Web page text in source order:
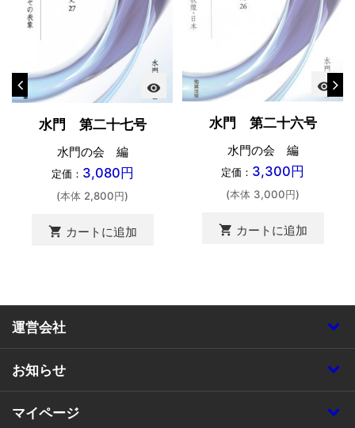
visibility
水門 第二十七号
水門の会 編
定価： 3,080円
(本体 2,800円)
shopping_cart カートに追加
visibility
水門 第二十六号
水門の会 編
定価： 3,300円
(本体 3,000円)
shopping_cart カートに追加
運営会社
お知らせ
マイページ